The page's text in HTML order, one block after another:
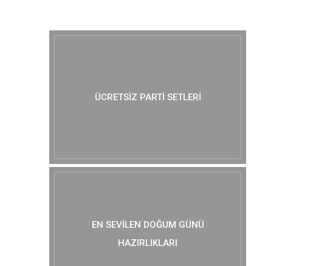
ÜCRETSIZ PARTI SETLERI
EN SEVILEN DOĞUM GÜNÜ
HAZIRLIKLARI